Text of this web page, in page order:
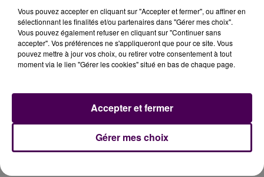
orientation pour éclaircir les projets professionnels,
des tests de personnalité pour se laisser guider par
logiciel d’aide à l’orientation qui compile plus de 1
200 métiersafin de mieux se connaître et analyser
Vous pouvez accepter en cliquant sur "Accepter et fermer", ou affiner en
sélectionnant les finalités et/ou partenaires dans "Gérer mes choix".
Vous pouvez également refuser en cliquant sur "Continuer sans
accepter". Vos préférences ne s'appliqueront que pour ce site. Vous
pouvez mettre à jour vos choix, ou retirer votre consentement à tout
moment via le lien "Gérer les cookies" situé en bas de chaque page.
Gérer mes choix
Accepter et fermer